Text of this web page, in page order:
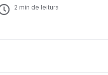
2 min de leitura